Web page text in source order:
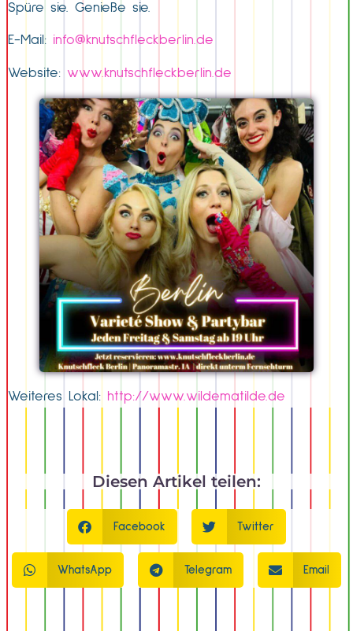
Spüre sie. Genieße sie.
E-Mail: info@knutschfleckberlin.de
Website: www.knutschfleckberlin.de
Weiteres Lokal: http://www.wildematilde.de
Diesen Artikel teilen:
Facebook Twitter
WhatsApp Telegram Email